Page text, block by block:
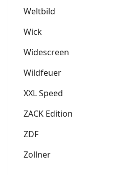
Weltbild
Wick
Widescreen
Wildfeuer
XXL Speed
ZACK Edition
ZDF
Zollner